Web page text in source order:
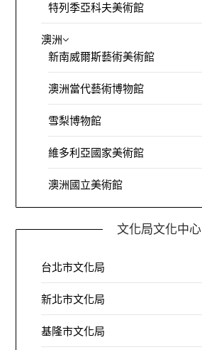
特列季亞科夫美術館
澳洲
新南威爾斯藝術美術館
澳洲當代藝術博物館
雪梨博物館
維多利亞國家美術館
澳洲國立美術館
文化局文化中心
台北市文化局
新北市文化局
基隆市文化局